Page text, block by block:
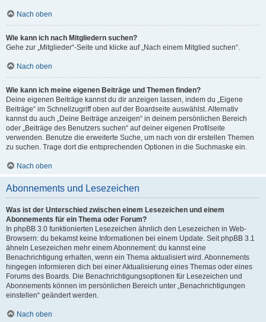
Nach oben
Wie kann ich nach Mitgliedern suchen?
Gehe zur „Mitglieder“-Seite und klicke auf „Nach einem Mitglied suchen“.
Nach oben
Wie kann ich meine eigenen Beiträge und Themen finden?
Deine eigenen Beiträge kannst du dir anzeigen lassen, indem du „Eigene
Beiträge“ im Schnellzugriff oben auf der Boardseite auswählst. Alternativ
kannst du auch „Deine Beiträge anzeigen“ in deinem persönlichen Bereich
oder „Beiträge des Benutzers suchen“ auf deiner eigenen Profilseite
verwenden. Benutze die erweiterte Suche, um nach von dir erstellen Themen
zu suchen. Trage dort die entsprechenden Optionen in die Suchmaske ein.
Nach oben
Abonnements und Lesezeichen
Was ist der Unterschied zwischen einem Lesezeichen und einem
Abonnements für ein Thema oder Forum?
In phpBB 3.0 funktionierten Lesezeichen ähnlich den Lesezeichen in Web-
Browsern: du bekamst keine Informationen bei einem Update. Seit phpBB 3.1
ähneln Lesezeichen mehr einem Abonnement: du kannst eine
Benachrichtigung erhalten, wenn ein Thema aktualisiert wird. Abonnements
hingegen informieren dich bei einer Aktualisierung eines Themas oder eines
Forums des Boards. Die Benachrichtigungsoptionen für Lesezeichen und
Abonnements können im persönlichen Bereich unter „Benachrichtigungen
einstellen“ geändert werden.
Nach oben